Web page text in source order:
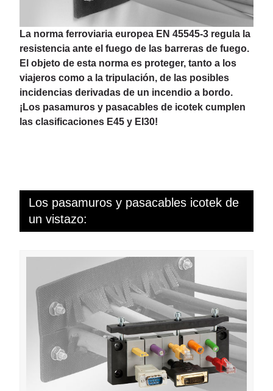
La norma ferroviaria europea EN 45545-3 regula la
resistencia ante el fuego de las barreras de fuego.
El objeto de esta norma es proteger, tanto a los
viajeros como a la tripulación, de las posibles
incidencias derivadas de un incendio a bordo.
¡Los pasamuros y pasacables de icotek cumplen
las clasificaciones E45 y EI30!
Los pasamuros y pasacables icotek de
un vistazo: